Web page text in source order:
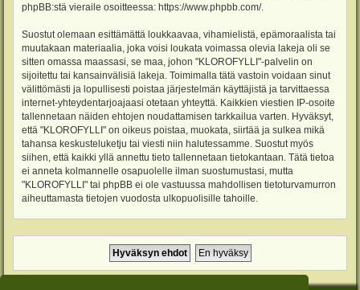
phpBB:stä vieraile osoitteessa: https://www.phpbb.com/.
Suostut olemaan esittämättä loukkaavaa, vihamielistä, epämoraalista tai
muutakaan materiaalia, joka voisi loukata voimassa olevia lakeja oli se
sitten omassa maassasi, se maa, johon "KLOROFYLLI"-palvelin on
sijoitettu tai kansainvälisiä lakeja. Toimimalla tätä vastoin voidaan sinut
välittömästi ja lopullisesti poistaa järjestelmän käyttäjistä ja tarvittaessa
internet-yhteydentarjoajaasi otetaan yhteyttä. Kaikkien viestien IP-osoite
tallennetaan näiden ehtojen noudattamisen tarkkailua varten. Hyväksyt,
että "KLOROFYLLI" on oikeus poistaa, muokata, siirtää ja sulkea mikä
tahansa keskusteluketju tai viesti niin halutessamme. Suostut myös
siihen, että kaikki yllä annettu tieto tallennetaan tietokantaan. Tätä tietoa
ei anneta kolmannelle osapuolelle ilman suostumustasi, mutta
"KLOROFYLLI" tai phpBB ei ole vastuussa mahdollisen tietoturvamurron
aiheuttamasta tietojen vuodosta ulkopuolisille tahoille.